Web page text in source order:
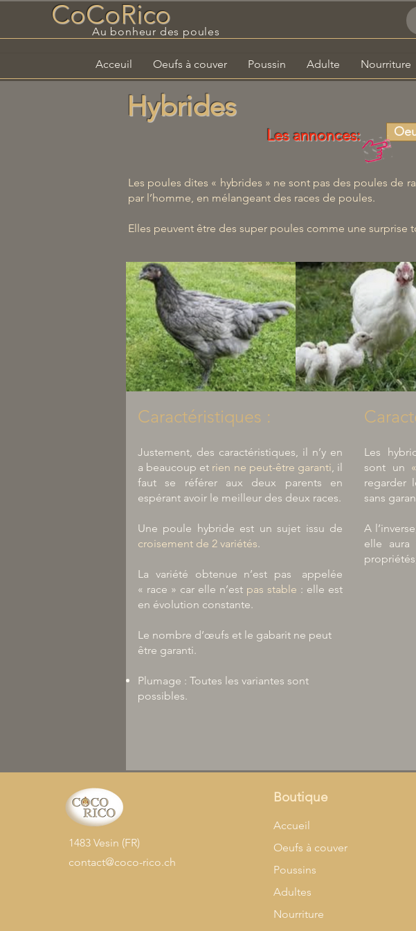
CoCoRico
Au bonheur des poules
Acceuil Oeufs à couver Poussin Adulte Nourriture
Hybrides
Les annonces:
Les poules dites « hybrides » ne sont pas des poules de
par l’homme, en mélangeant des races de poules.
Elles peuvent être des super poules comme une surprise
Banière hybride 1.png
Caractéristiques :
Justement, des caractéristiques, il n’y en
a beaucoup et rien ne peut-être garanti, il
faut se référer aux deux parents en
espérant avoir le meilleur des deux races.
Une poule hybride est un sujet issu de
croisement de 2 variétés.
La variété obtenue n’est pas appelée
« race » car elle n’est pas stable : elle est
en évolution constante.
Le nombre d’œufs et le gabarit ne peut
être garanti.
Plumage : Toutes les variantes sont
possibles.
Les
sont un
regarder
sans
A
elle aura
1483 Vesin (FR)
contact@coco-rico.ch
Boutique
Accueil
Oeufs à couver
Poussins
Adultes
Nourriture